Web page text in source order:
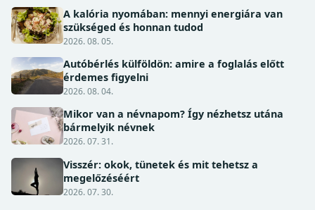
A kalória nyomában: mennyi energiára van
szükséged és honnan tudod
2026. 08. 05.
Autóbérlés külföldön: amire a foglalás előtt
érdemes figyelni
2026. 08. 04.
Mikor van a névnapom? Így nézhetsz utána
bármelyik névnek
2026. 07. 31.
Visszér: okok, tünetek és mit tehetsz a
megelőzéséért
2026. 07. 30.